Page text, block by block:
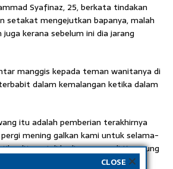
Syafinaz, 25, berkata tindakan
setakat mengejutkan bapanya, malah
kerana sebelum ini dia jarang
manggis kepada teman wanitanya di
dalam kemalangan ketika dalam
itu adalah pemberian terakhirnya
mening galkan kami untuk selama-
ditemui di kediamannya di Kampung
CLOSE